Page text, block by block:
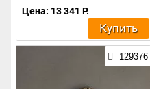
Цена: 13 341 Р.
Купить
129376